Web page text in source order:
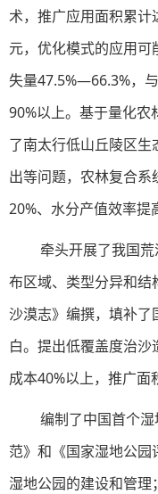
术，推广应用面积累
元，优化模式的应用
失量47.5%—66.3%，
90%以上。基于量化
了南太行低山丘陵区
出等问题，农林复合
20%、水分产值效率提
牵头开展了我国
布区域、类型分异和
沙漠志》编撰，填补了
白。提出低覆盖度治
成本40%以上，推广面
编制了中国首个
范》和《国家湿地公
湿地公园的建设和管理